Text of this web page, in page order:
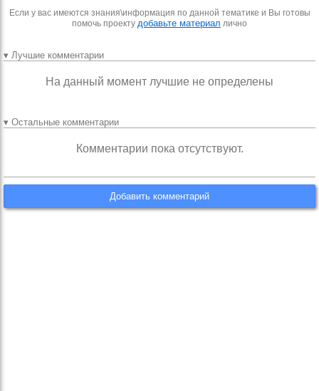
Если у вас имеются знания\информация по данной тематике и Вы готовы
помочь проекту добавьте материал лично
▾ Лучшие комментарии
На данный момент лучшие не определены
▾ Остальные комментарии
Комментарии пока отсутствуют.
Добавить комментарий